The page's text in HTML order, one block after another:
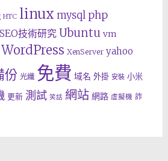
HTC linux mysql php
SEO技術研究 Ubuntu vm
WordPress XenServer yahoo
份 光纖 免費 域名 外掛 安裝 小米
更新 測試 笑話 網站 網路 虛擬機 詐